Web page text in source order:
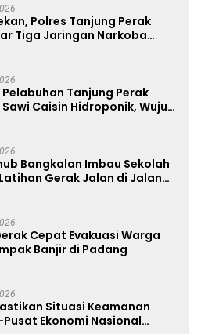
Polres Tanjung Perak
Tiga Jaringan Narkoba
Pelabuhan Tanjung Perak
Sawi Caisin Hidroponik, Wujud
Bangkalan Imbau Sekolah
Gerak Jalan di Jalan
Cepat Evakuasi Warga
Banjir di Padang
Situasi Keamanan
Ekonomi Nasional